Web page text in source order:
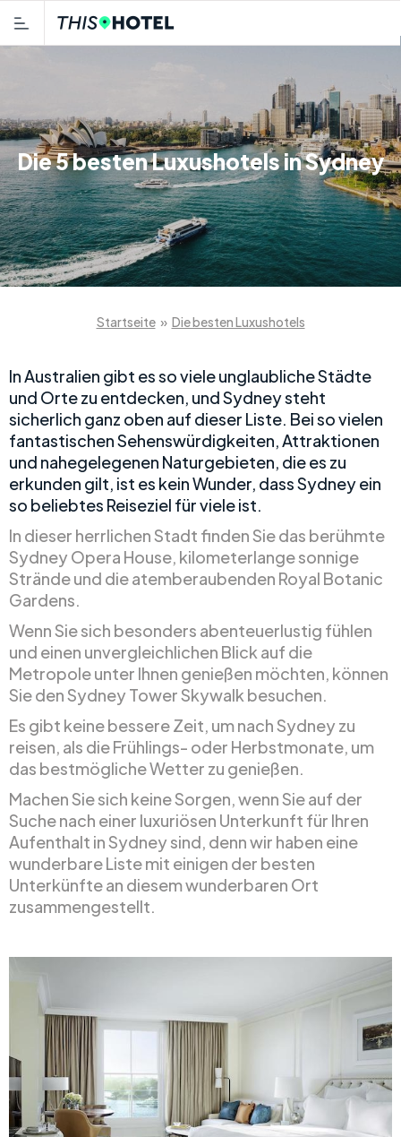
Die 5 besten Luxushotels in Sydney
Startseite » Die besten Luxushotels
In Australien gibt es so viele unglaubliche Städte
und Orte zu entdecken, und Sydney steht
sicherlich ganz oben auf dieser Liste. Bei so vielen
fantastischen Sehenswürdigkeiten, Attraktionen
und nahegelegenen Naturgebieten, die es zu
erkunden gilt, ist es kein Wunder, dass Sydney ein
so beliebtes Reiseziel für viele ist.
In dieser herrlichen Stadt finden Sie das berühmte
Sydney Opera House, kilometerlange sonnige
Strände und die atemberaubenden Royal Botanic
Gardens.
Wenn Sie sich besonders abenteuerlustig fühlen
und einen unvergleichlichen Blick auf die
Metropole unter Ihnen genießen möchten, können
Sie den Sydney Tower Skywalk besuchen.
Es gibt keine bessere Zeit, um nach Sydney zu
reisen, als die Frühlings- oder Herbstmonate, um
das bestmögliche Wetter zu genießen.
Machen Sie sich keine Sorgen, wenn Sie auf der
Suche nach einer luxuriösen Unterkunft für Ihren
Aufenthalt in Sydney sind, denn wir haben eine
wunderbare Liste mit einigen der besten
Unterkünfte an diesem wunderbaren Ort
zusammengestellt.